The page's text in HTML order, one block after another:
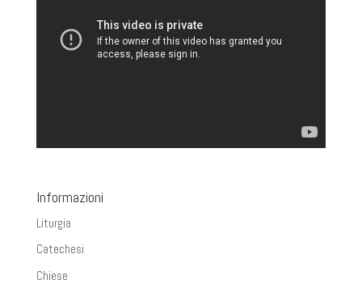
Informazioni
Liturgia
Catechesi
Chiese